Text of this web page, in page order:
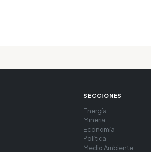
SECCIONES
Energía
Minería
Economía
Política
Medio Ambiente